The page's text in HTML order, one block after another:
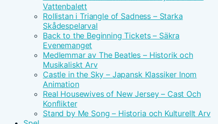
Vattenbalett
Rollistan i Triangle of Sadness – Starka
Skådespelarval
Back to the Beginning Tickets – Säkra
Evenemanget
Medlemmar av The Beatles – Historik och
Musikaliskt Arv
Castle in the Sky – Japansk Klassiker Inom
Animation
Real Housewives of New Jersey – Cast Och
Konflikter
Stand by Me Song – Historia och Kulturellt Arv